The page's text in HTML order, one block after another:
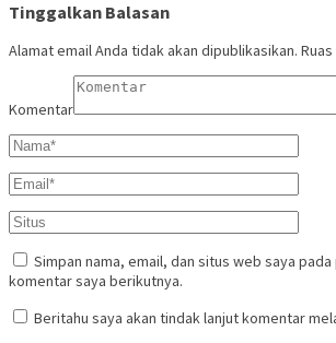
Tinggalkan Balasan
Alamat email Anda tidak akan dipublikasikan.
Komentar
Simpan nama, email, dan situs web saya
komentar saya berikutnya.
Beritahu saya akan tindak lanjut komentar